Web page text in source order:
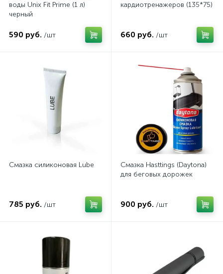
воды Unix Fit Prime (1 л)
черный
590 руб. /шт
кардиотренажеров (135*75)
660 руб. /шт
Смазка силиконовая Lube
785 руб. /шт
Смазка Hasttings (Daytona)
для беговых дорожек
900 руб. /шт